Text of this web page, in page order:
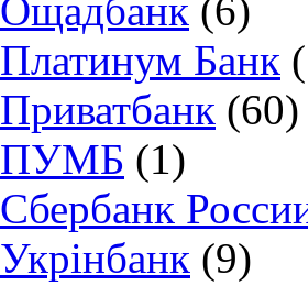
Ощадбанк (6)
Платинум Банк
Приватбанк (60)
ПУМБ (1)
Сбербанк
Укрінбанк (9)